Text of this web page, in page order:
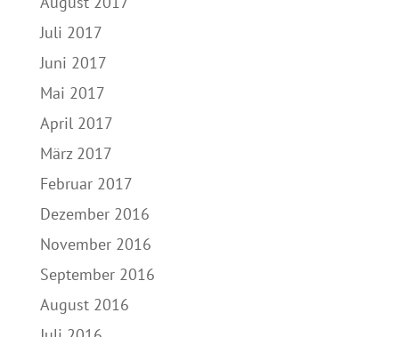
Juli 2017
Juni 2017
Mai 2017
April 2017
März 2017
Februar 2017
Dezember 2016
November 2016
September 2016
August 2016